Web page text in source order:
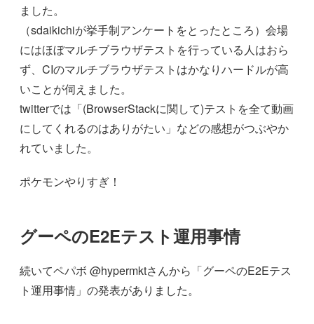
ました。
（sdaikichiが挙手制アンケートをとったところ）会場
にはほぼマルチブラウザテストを行っている人はおら
ず、CIのマルチブラウザテストはかなりハードルが高
いことが伺えました。
twitterでは「(BrowserStackに関して)テストを全て動画
にしてくれるのはありがたい」などの感想がつぶやか
れていました。
ポケモンやりすぎ！
グーペのE2Eテスト運用事情
続いてペパボ @hypermktさんから「グーペのE2Eテス
ト運用事情」の発表がありました。